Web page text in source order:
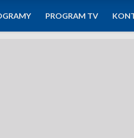
PROGRAM TV